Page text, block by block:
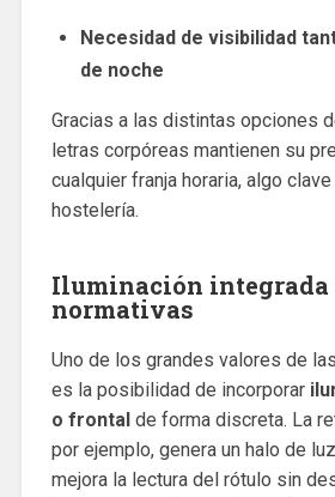
Necesidad de visibilidad
de noche
Gracias a las distintas opciones
letras corpóreas mantienen su
cualquier franja horaria, algo
hostelería.
Iluminación integrada
normativas
Uno de los grandes valores de
es la posibilidad de incorporar
o frontal de forma discreta. La
por ejemplo, genera un halo de
mejora la lectura del rótulo sin